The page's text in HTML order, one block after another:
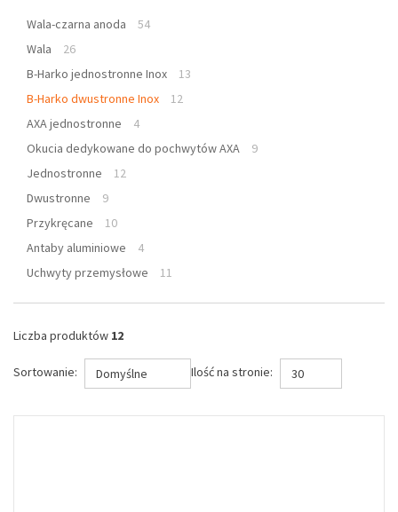
Wala-czarna anoda
54
Wala
26
B-Harko jednostronne Inox
13
B-Harko dwustronne Inox
12
AXA jednostronne
4
Okucia dedykowane do pochwytów AXA
9
Jednostronne
12
Dwustronne
9
Przykręcane
10
Antaby aluminiowe
4
Uchwyty przemysłowe
11
Liczba produktów 12
Sortowanie: Domyślne Ilość na stronie: 30